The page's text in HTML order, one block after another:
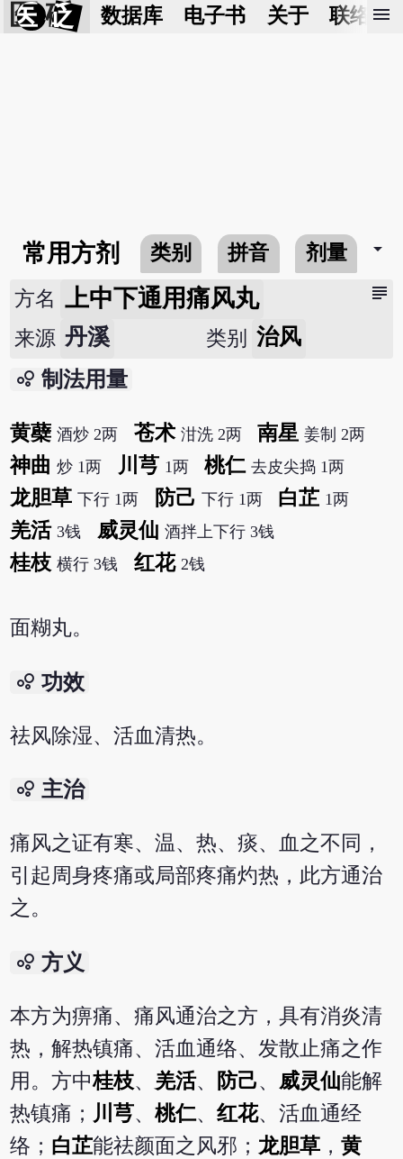
医 砭 数据库 电子书 关于 联络我
menu
常用方剂 类别 拼音 剂量 arrow_drop_down
subject
方名 上中下通用痛风丸
来源 丹溪 类别 治风
bubble_chart 制法用量
黄蘗 酒炒 2两 苍术 泔洗 2两 南星 姜制 2两
神曲 炒 1两 川芎 1两 桃仁 去皮尖捣 1两
龙胆草 下行 1两 防己 下行 1两 白芷 1两
羌活 3钱 威灵仙 酒拌上下行 3钱
桂枝 横行 3钱 红花 2钱
面糊丸。
bubble_chart 功效
祛风除湿、活血清热。
bubble_chart 主治
痛风之证有寒、温、热、痰、血之不同，
引起周身疼痛或局部疼痛灼热，此方通治
之。
bubble_chart 方义
本方为痹痛、痛风通治之方，具有消炎清
热，解热镇痛、活血通络、发散止痛之作
用。方中桂枝、 羌活、 防己、威灵仙能解
热镇痛； 川芎、桃仁、红花、活血通经
络； 白芷能祛颜面之风邪； 龙胆草 ，黄